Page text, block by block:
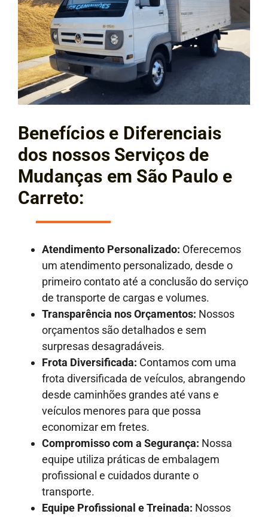
Benefícios e Diferenciais
dos nossos Serviços de
Mudanças em São Paulo e
Carreto:
Atendimento Personalizado: Oferecemos
um atendimento personalizado, desde o
primeiro contato até a conclusão do serviço
de transporte de cargas e volumes.
Transparência nos Orçamentos: Nossos
orçamentos são detalhados e sem
surpresas desagradáveis.
Frota Diversificada: Contamos com uma
frota diversificada de veículos, abrangendo
desde caminhões grandes até vans e
veículos menores para que possa
economizar em fretes.
Compromisso com a Segurança: Nossa
equipe utiliza práticas de embalagem
profissional e cuidados durante o
transporte.
Equipe Profissional e Treinada: Nossos